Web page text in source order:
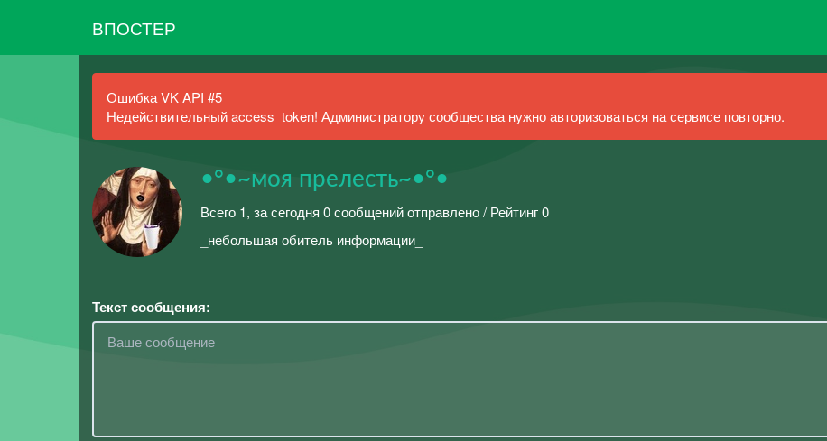
ВПОСТЕР
Ошибка VK API #5
Недействительный access_token! Администратору сообщества нужно авторизоваться на сервисе повторно.
•°•~моя прелесть~•°•
Всего 1, за сегодня 0 сообщений отправлено / Рейтинг 0
_небольшая обитель информации_
Текст сообщения: